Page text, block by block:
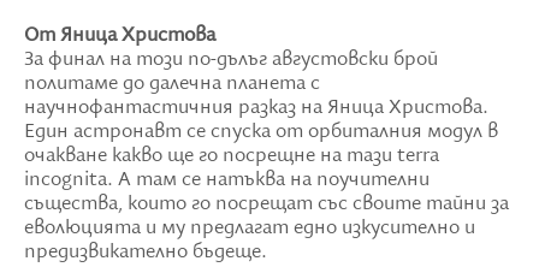
От Яница Христова
За финал на този по-дълъг августовски брой
политаме до далечна планета с
научнофантастичния разказ на Яница Христова.
Един астронавт се спуска от орбиталния модул в
очакване какво ще го посрещне на тази terra
incognita. А там се натъква на поучителни
същества, които го посрещат със своите тайни за
еволюцията и му предлагат едно изкусително и
предизвикателно бъдеще.